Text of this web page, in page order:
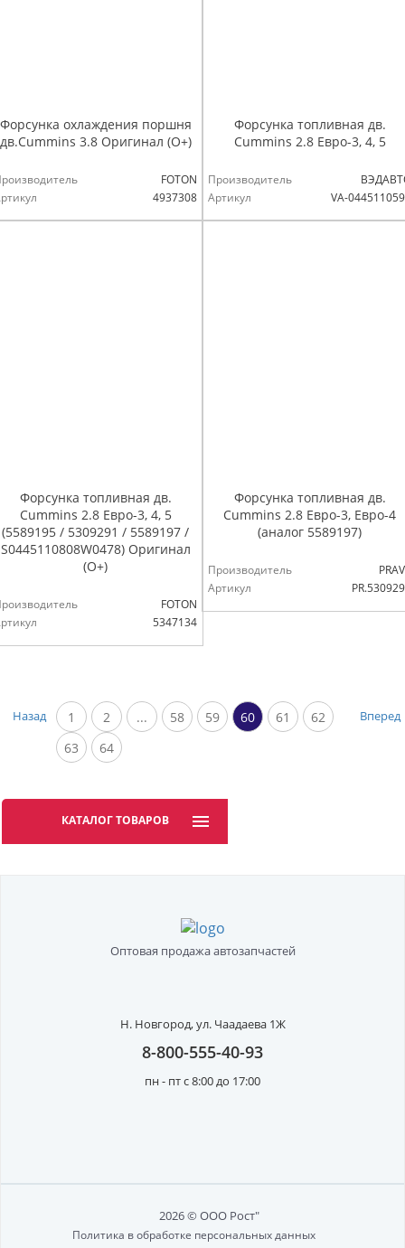
Форсунка охлаждения поршня
дв.Cummins 3.8 Оригинал (О+)
FOTON
4937308
Форсунка топливная дв.
Cummins 2.8 Евро-3, 4, 5
Производитель
Артикул
VA-
Форсунка топливная дв.
Cummins 2.8 Евро-3, 4, 5
(5589195 / 5309291 / 5589197 /
S0445110808W0478) Оригинал
(О+)
FOTON
5347134
Форсунка топливная дв.
Cummins 2.8 Евро-3, Евро-4
(аналог 5589197)
Производитель
Артикул
Назад Вперед
1 2 ... 58 59 60 61
62
63
64
КАТАЛОГ ТОВАРОВ
Оптовая продажа автозапчастей
Н. Новгород,ул. Чаадаева 1Ж
8-800-555-40-93
пн - пт с 8:00 до 17:00
2026 © ООО Рост"
Политика в обработке персональных данных